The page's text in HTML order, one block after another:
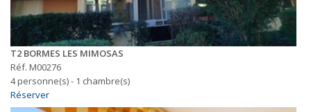
T2 BORMES LES MIMOSAS
Réf. M00276
4 personne(s) - 1 chambre(s)
Réserver